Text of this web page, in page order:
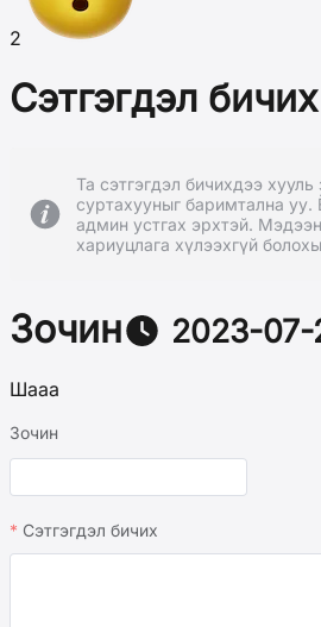
2
Сэтгэгдэл бичих
Та сэтгэгдэл бичихдээ хууль
суртахууныг баримтална уу.
админ устгах эрхтэй.
хариуцлага хүлээхгүй
Зочин 2023-07-
Шааа
Зочин
Сэтгэгдэл бичих